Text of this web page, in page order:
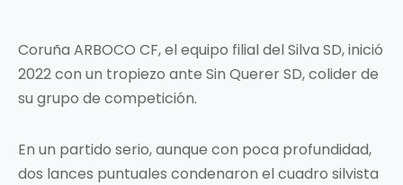
Coruña ARBOCO CF, el equipo filial del Silva SD, inició
2022 con un tropiezo ante Sin Querer SD, colider de
su grupo de competición.
En un partido serio, aunque con poca profundidad,
dos lances puntuales condenaron el cuadro silvista